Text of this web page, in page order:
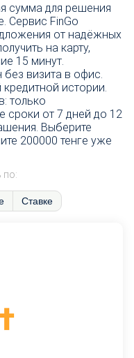
сумма для решения
Сервис FinGo
от надёжных
на карту,
15 минут.
визита в офис.
истории.
только
сроки от 7 дней до 12
Выберите
200000 тенге уже
по:
Ставке